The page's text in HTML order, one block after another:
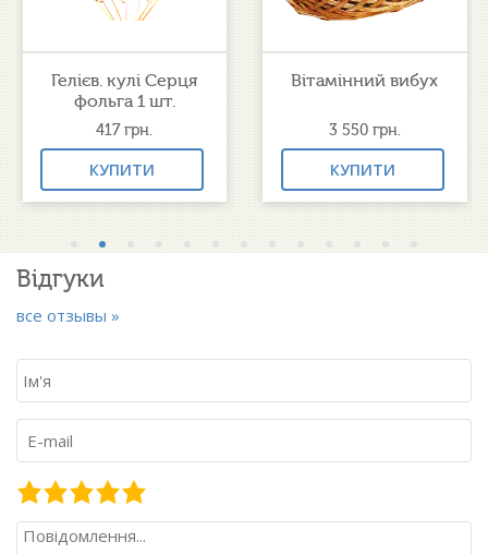
Гелієв. кулі Серця
фольга 1 шт.
417грн.
КУПИТИ
Вітамінний вибух
3 550 грн.
КУПИТИ
Відгуки
все отзывы »